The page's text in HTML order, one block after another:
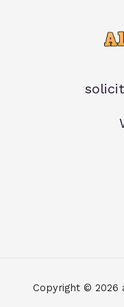
Copyright © 2026